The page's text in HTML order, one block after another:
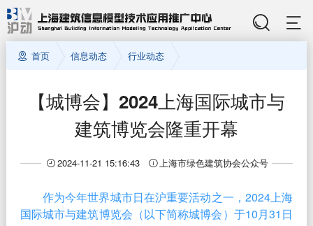
首页 信息动态 行业动态
【城博会】2024上海国际城市与
建筑博览会隆重开幕
2024-11-21 15:16:43 上海市绿色建筑协会公众号
作为今年世界城市日在沪重要活动之一，2024上海
国际城市与建筑博览会（以下简称城博会）于10月31日